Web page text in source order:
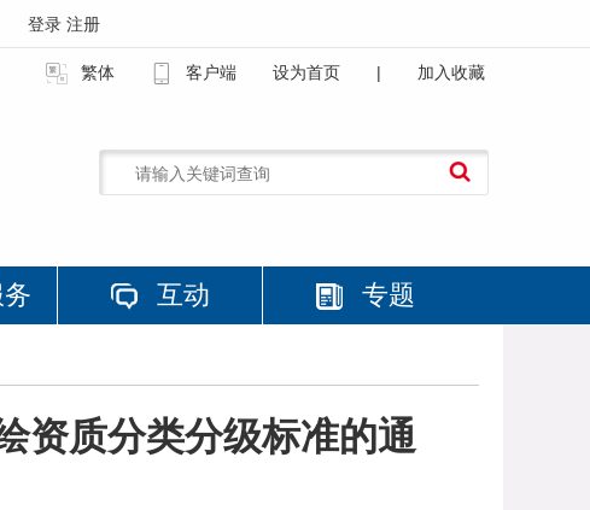
登录 注册
繁体 客户端 设为首页 | 加入收藏
互动 专题
资质分类分级标准的通